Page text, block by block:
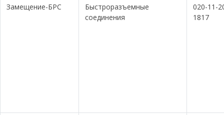
Замещение-БРС
Быстроразъемные
соединения
020-11-
1817